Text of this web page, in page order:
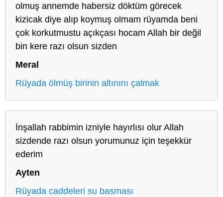
olmuş annemde habersiz döktüm görecek
kizicak diye alıp koymuş olmam rüyamda beni
çok korkutmustu açıkçası hocam Allah bir değil
bin kere razı olsun sizden
Meral
Rüyada ölmüş birinin altınını çalmak
İnşallah rabbimin izniyle hayırlısı olur Allah
sizdende razı olsun yorumunuz için teşekkür
ederim
Ayten
Rüyada caddeleri su basması